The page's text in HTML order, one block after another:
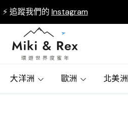
⚡ 追蹤我們的 Instagram
大洋洲 歐洲 北美洲